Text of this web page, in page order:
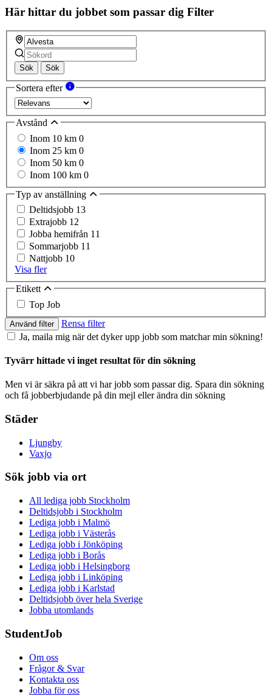
Här hittar du jobbet som passar dig Filter
Sök Sök
Sortera efter
Avstånd
Inom 10 km 0
Inom 25 km 0
Inom 50 km 0
Inom 100 km 0
Typ av anställning
Deltidsjobb 13
Extrajobb 12
Jobba hemifrån 11
Sommarjobb 11
Nattjobb 10
Visa fler
Etikett
Top Job
Använd filter
Rensa filter
Ja, maila mig när det dyker upp jobb som matchar min sökning!
Tyvärr hittade vi inget resultat för din sökning
Men vi är säkra på att vi har jobb som passar dig. Spara din sökning
och få jobberbjudande på din mejl eller ändra din sökning
Städer
Ljungby
Vaxjo
Sök jobb via ort
All lediga jobb Stockholm
Deltidsjobb i Stockholm
Lediga jobb i Malmö
Lediga jobb i Västerås
Lediga jobb i Jönköping
Lediga jobb i Borås
Lediga jobb i Helsingborg
Lediga jobb i Linköping
Lediga jobb i Karlstad
Deltidsjobb över hela Sverige
Jobba utomlands
StudentJob
Om oss
Frågor & Svar
Kontakta oss
Jobba för oss